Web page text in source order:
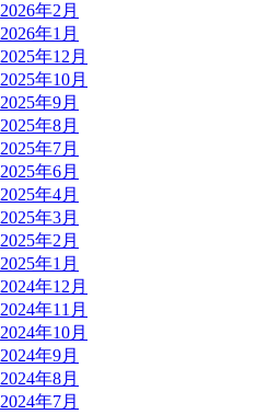
2026年2月
2026年1月
2025年12月
2025年10月
2025年9月
2025年8月
2025年7月
2025年6月
2025年4月
2025年3月
2025年2月
2025年1月
2024年12月
2024年11月
2024年10月
2024年9月
2024年8月
2024年7月